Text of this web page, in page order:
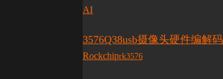
AI
3576Q38usb摄像头硬件编解码
Rockchiprk3576